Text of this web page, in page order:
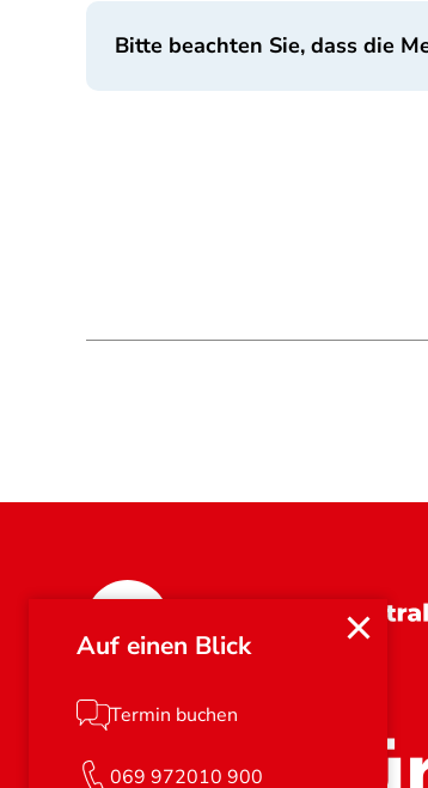
Auf einen Blick
Termin buchen
069 972010 900
Bitte beachten Sie, dass die
Hessen